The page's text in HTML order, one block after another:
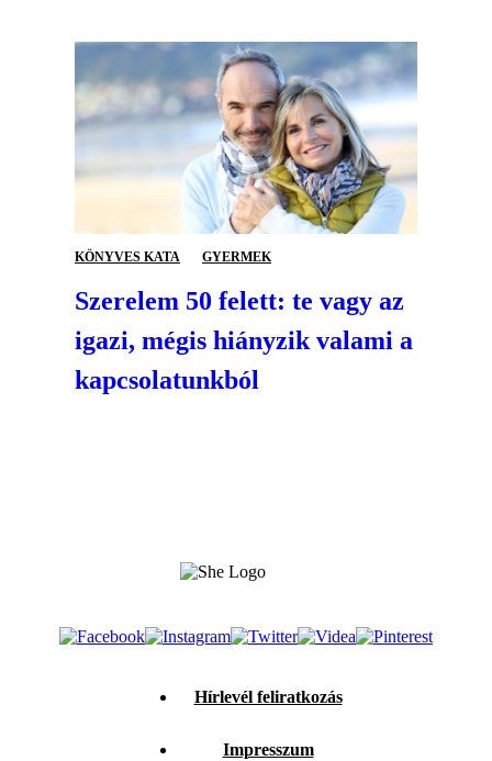
KÖNYVES KATA GYERMEK
Szerelem 50 felett: te vagy az
igazi, mégis hiányzik valami a
kapcsolatunkból
Hírlevél feliratkozás
Impresszum